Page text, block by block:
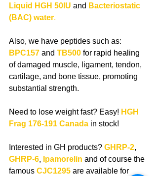
Liquid HGH 50IU and Bacteriostatic
(BAC) water.
Also, we have peptides such as:
BPC157 and TB500 for rapid healing
of damaged muscle, ligament, tendon,
cartilage, and bone tissue, promoting
substantial strength.
Need to lose weight fast? Easy! HGH
Frag 176-191 Canada in stock!
Interested in GH products? GHRP-2,
GHRP-6, Ipamorelin and of course the
famous CJC1295 are available for